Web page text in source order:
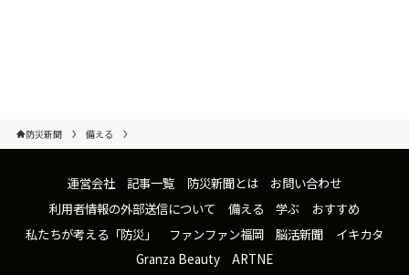
防災新聞 備える
運営会社 記事一覧 防災新聞とは
お問い合わせ
利用者情報の外部送信について
備える 学ぶ
おすすめ
私たちが考える「防災」
ファンファン福岡 脳活新聞
イキカタ
Granza Beauty
ARTNE